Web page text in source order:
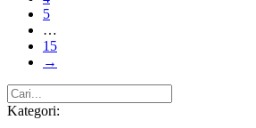
5
…
15
→
Kategori: